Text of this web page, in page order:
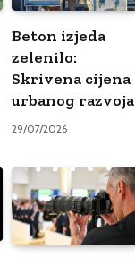
Beton izjeda
zelenilo:
Skrivena cijena
urbanog razvoja
29/07/2026